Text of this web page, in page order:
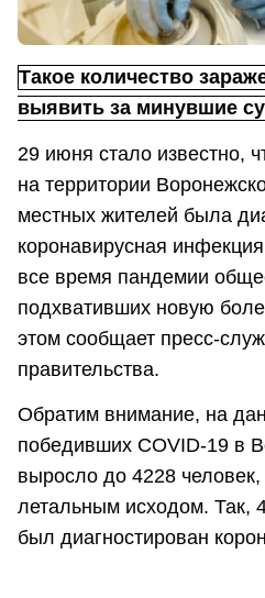
Такое количество
выявить за минувшие
29 июня стало известно,
на территории
местных жителей была
коронавирусная
все время пандемии
подхвативших новую
этом сообщает пресс-
правительства.
Обратим внимание, на
победивших COVID-19 в
выросло до 4228 человек,
летальным исходом. Так,
был диагностирован